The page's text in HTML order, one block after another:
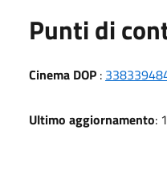
Punti di
Cinema DOP :
Ultimo aggiornamento: